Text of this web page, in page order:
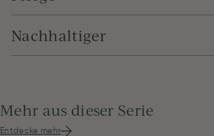
Nachhaltiger
Mehr aus dieser Serie
Entdecke mehr